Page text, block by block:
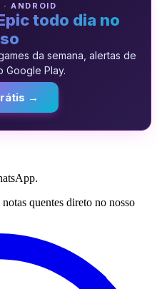
ANDROID
todo dia no
da semana, alertas de
Google Play.
→
quentes direto no nosso